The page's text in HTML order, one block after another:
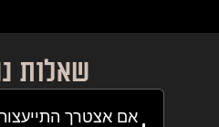
שאלות
אם אצטרך